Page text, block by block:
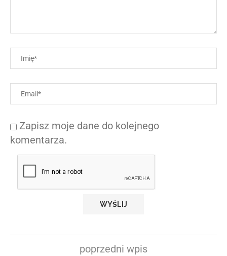
Zapisz moje dane do kolejnego
komentarza.
poprzedni wpis